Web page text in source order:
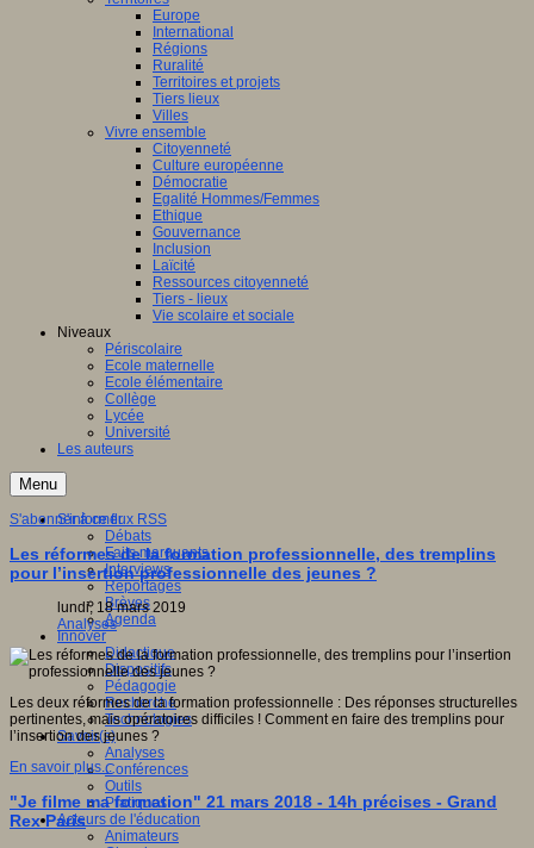
Europe
International
Régions
Ruralité
Territoires et projets
Tiers lieux
Villes
Vivre ensemble
Citoyenneté
Culture européenne
Démocratie
Egalité Hommes/Femmes
Ethique
Gouvernance
Inclusion
Laïcité
Ressources citoyenneté
Tiers - lieux
Vie scolaire et sociale
Niveaux
Périscolaire
Ecole maternelle
Ecole élémentaire
Collège
Lycée
Université
Les auteurs
Menu
S'informer
Débats
Faits marquants
Interviews
Reportages
Brèves
Agenda
Innover
Didactique
Dispositifs
Pédagogie
Recherche
Technologies
Savoir(s)
Analyses
Conférences
Outils
Pratiques
Acteurs de l'éducation
Animateurs
S'abonner à ce flux RSS
Les réformes de la formation professionnelle, des tremplins
pour l’insertion professionnelle des jeunes ?
lundi, 18 mars 2019
Analyses
Les deux réformes de la formation professionnelle : Des réponses structurelles
pertinentes, mais opératoires difficiles ! Comment en faire des tremplins pour
l’insertion des jeunes ?
En savoir plus...
"Je filme ma formation" 21 mars 2018 - 14h précises - Grand
Rex Paris